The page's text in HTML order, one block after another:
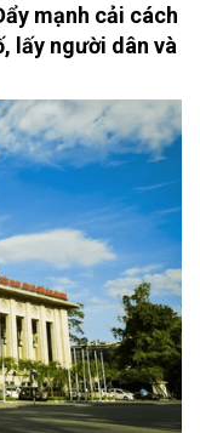
mạnh cải cách
lấy người dân và